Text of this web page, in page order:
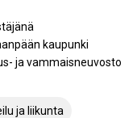
kaupunki
ja vammaisneuvosto
ja liikunta